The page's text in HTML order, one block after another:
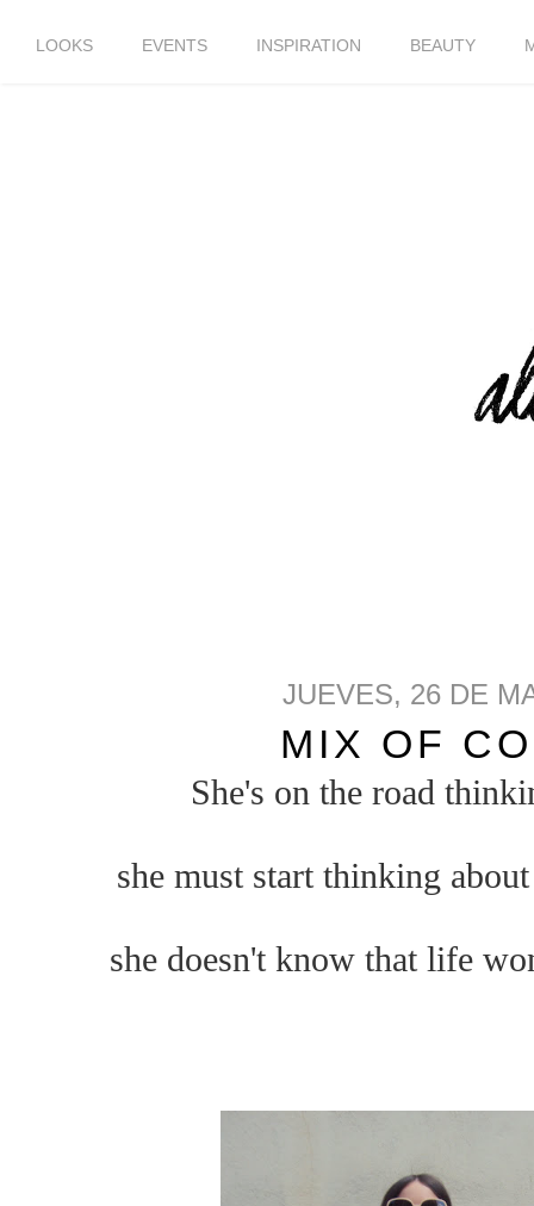
LOOKS EVENTS INSPIRATION BEAUTY
JUEVES, 26 DE
MIX OF
She's on the road
she must start thinking
she doesn't know that life